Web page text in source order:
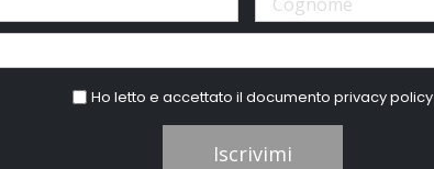
Ho letto e accettato il documentoprivacy policy
Iscrivimi